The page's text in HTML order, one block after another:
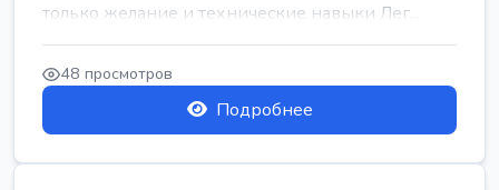
только желание и технические навыки Лег...
48 просмотров
Подробнее